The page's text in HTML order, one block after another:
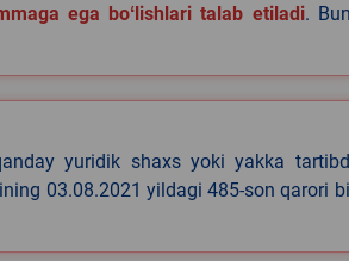
ega boʻlishlari talab etiladi.
yuridik shaxs yoki yakka
03.08.2021 yildagi 485-son qarori